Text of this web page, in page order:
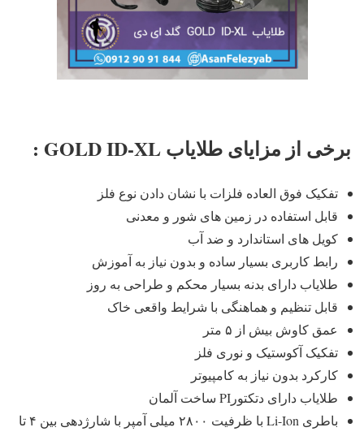
برخی از مزایای طلایاب GOLD ID-XL :
تفکیک فوق العاده فلزات با نشان دادن نوع فلز
قابل استفاده در زمین های شور و معدنی
کویل های استاندارد و ضد آب
رابط کاربری بسیار ساده و بدون نیاز به آموزش
طلایاب دارای بدنه بسیار محکم و طراحی به روز
قابل تنظیم و هماهنگی با شرایط واقعی خاک
عمق کاوش بیش از ۵ متر
تفکیک آکوستیک و نوری فلز
کارکرد بدون نیاز به کامپیوتر
طلایاب دارای دتکتورPI ساخت آلمان
باطری Li-Ion با ظرفیت ۲۸۰۰ میلی آمپر با شارژدهی بین ۴ تا